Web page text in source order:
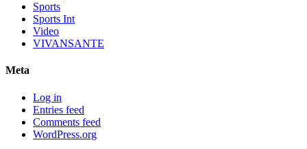
Sports
Sports Int
Video
VIVANSANTE
Meta
Log in
Entries feed
Comments feed
WordPress.org